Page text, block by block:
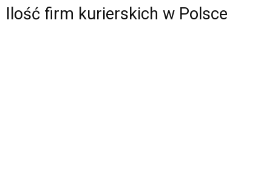
Ilość firm kurierskich w Polsce